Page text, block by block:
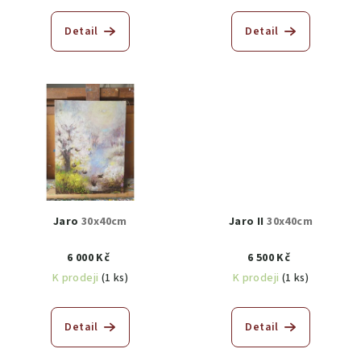
Detail Detail
Jaro30x40cm
6 000 Kč
K prodeji (1 ks)
Detail
Jaro II30x40cm
6 500 Kč
K prodeji (1 ks)
Detail